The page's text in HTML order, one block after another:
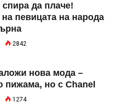
да плаче!
певицата на народа
2842
нова мода –
пижама, но с Chanel
1274